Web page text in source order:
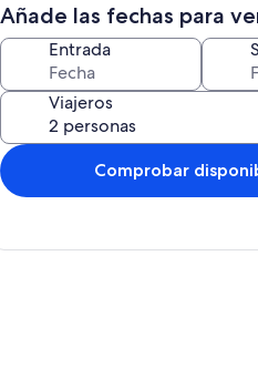
Añade las fechas para
Entrada
Viajeros
Comprobar